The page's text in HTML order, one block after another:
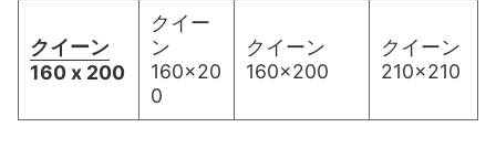
クイーン
160 x 200
クイー
ン
160×20
0
クイーン
160×200
クイーン
210×210